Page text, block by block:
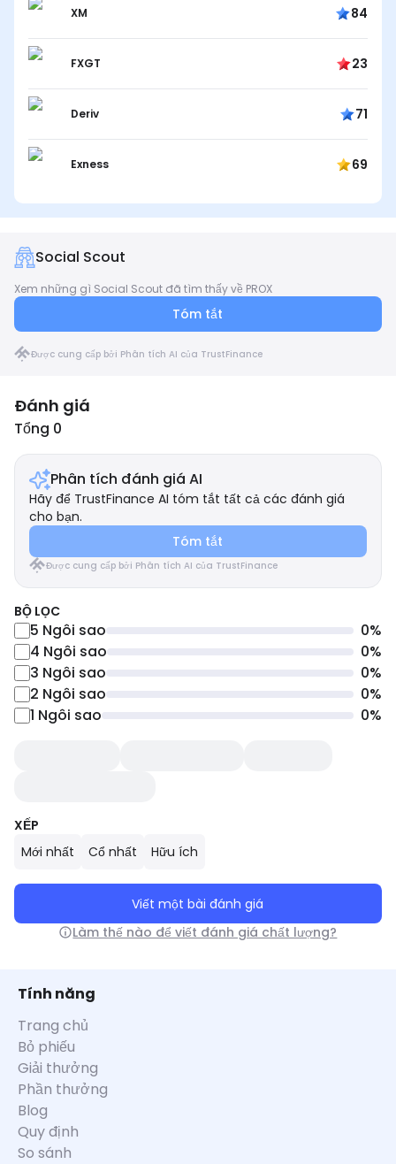
XM 84
FXGT 23
Deriv 71
Exness 69
Social Scout
Xem những gì Social Scout đã tìm thấy về PROX
Tóm tắt
Được cung cấp bởi Phân tích AI của TrustFinance
Đánh giá
Tổng 0
Phân tích đánh giá AI
Hãy để TrustFinance AI tóm tắt tất cả các đánh giá
cho bạn.
Tóm tắt
Được cung cấp bởi Phân tích AI của TrustFinance
BỘ LỌC
5 Ngôi sao 0%
4 Ngôi sao 0%
3 Ngôi sao 0%
2 Ngôi sao 0%
1 Ngôi sao 0%
XẾP
Mới nhất
Cổ nhất Hữu ích
Viết một bài đánh giá
Làm thế nào để viết đánh giá chất lượng?
Tính năng
Trang chủ
Bỏ phiếu
Giải thưởng
Phần thưởng
Blog
Quy định
So sánh